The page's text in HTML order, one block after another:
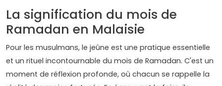
La signification du mois de
Ramadan en Malaisie
Pour les musulmans, le jeûne est une pratique essentielle
et un rituel incontournable du mois de Ramadan. C'est un
moment de réflexion profonde, où chacun se rappelle la